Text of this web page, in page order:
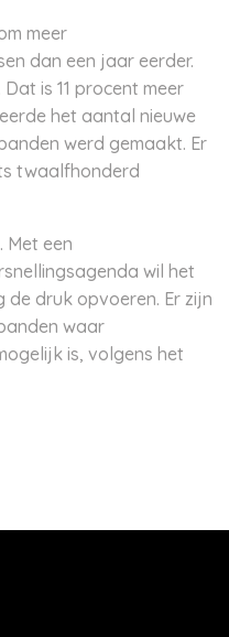
meer
dan een jaar eerder.
is 11 procent meer
het aantal nieuwe
werd gemaakt. Er
twaalfhonderd
Met een
wil het
de druk opvoeren. Er zijn
waar
is, volgens het